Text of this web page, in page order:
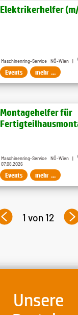
Elektrikerhelfer
Maschinenring-Service NÖ-Wien |
Events mehr ...
Montagehelfer für
Maschinenring-Service NÖ-Wien |
07.08.2026
Events mehr ...
1 von 12
Unsere